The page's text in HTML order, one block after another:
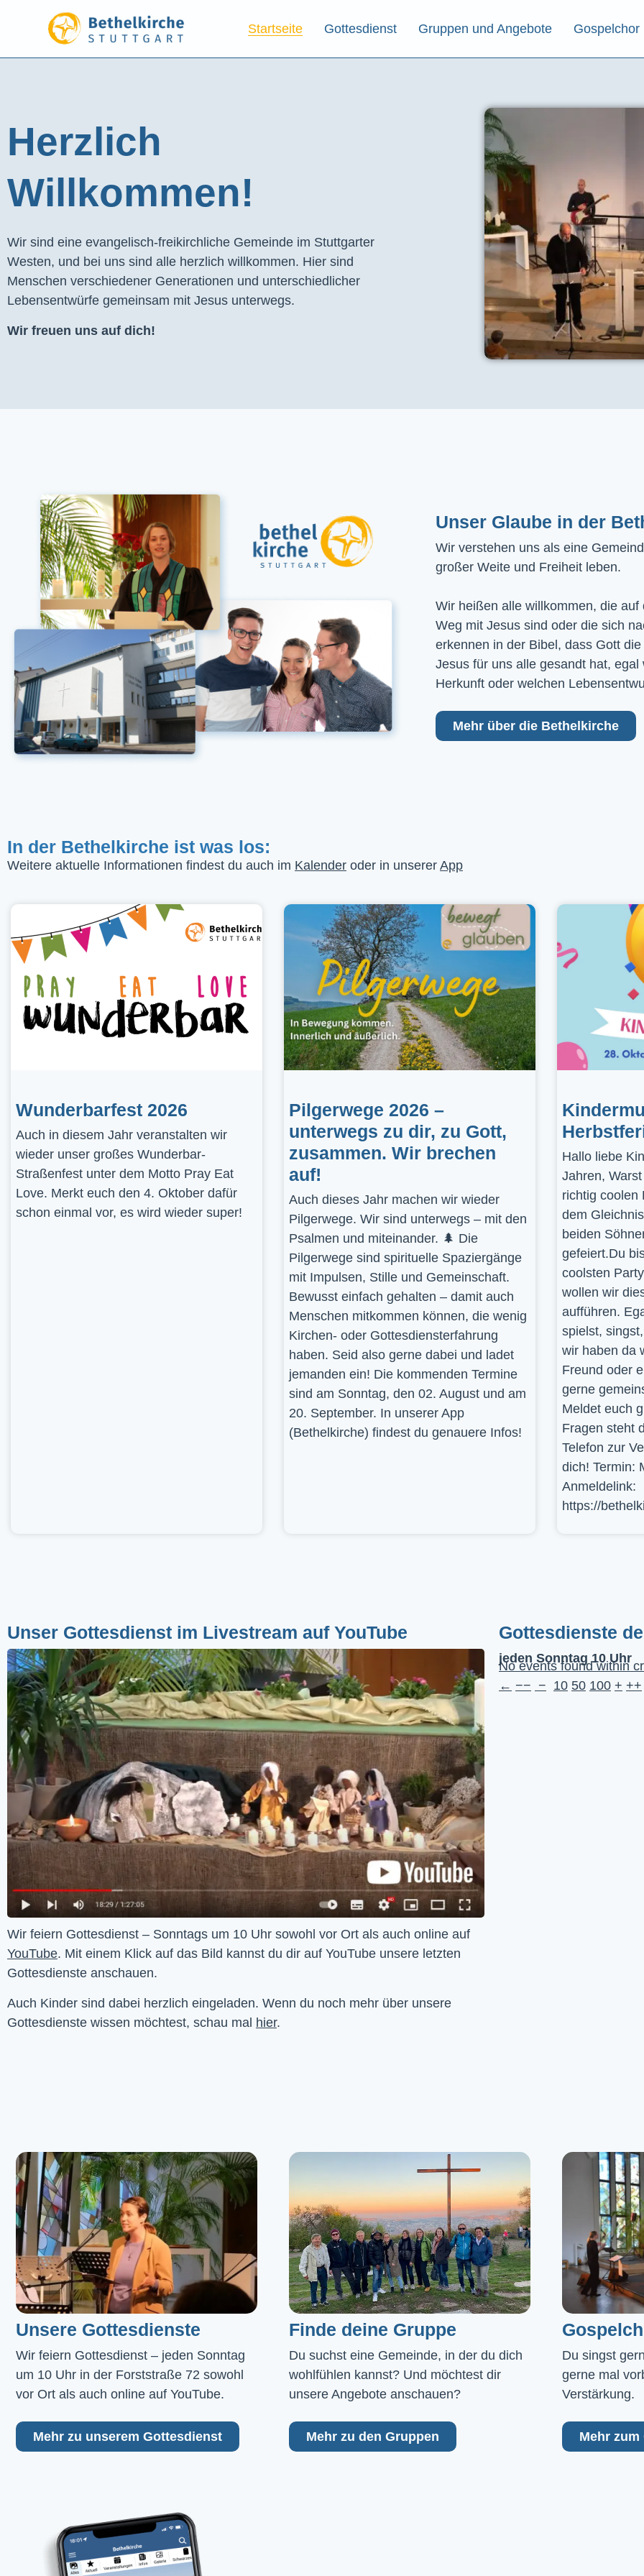
Startseite Gottesdienst Gruppen und Angebote Gospelchor
Herzlich
Willkommen!
Wir sind eine evangelisch-freikirchliche Gemeinde im Stuttgarter
Westen, und bei uns sind alle herzlich willkommen. Hier sind
Menschen verschiedener Generationen und unterschiedlicher
Lebensentwürfe gemeinsam mit Jesus unterwegs.
Wir freuen uns auf dich!
Unser Glaube in der
Wir verstehen uns als eine
großer Weite und Freiheit leben.
Wir heißen alle willkommen, die
Weg mit Jesus sind oder die sich
erkennen in der Bibel, dass Gott
Jesus für uns alle gesandt hat,
Herkunft oder welchen
Mehr über die Bethelkirche
In der Bethelkirche ist was los:
Weitere aktuelle Informationen findest du auch im Kalender oder in unserer App
Wunderbarfest 2026
Auch in diesem Jahr veranstalten wir
wieder unser großes Wunderbar-
Straßenfest unter dem Motto Pray Eat
Love. Merkt euch den 4. Oktober dafür
schon einmal vor, es wird wieder super!
Pilgerwege 2026 –
unterwegs zu dir, zu Gott,
zusammen. Wir brechen
auf!
Auch dieses Jahr machen wir wieder
Pilgerwege. Wir sind unterwegs – mit den
Psalmen und miteinander. 🌲 Die
Pilgerwege sind spirituelle Spaziergänge
mit Impulsen, Stille und Gemeinschaft.
Bewusst einfach gehalten – damit auch
Menschen mitkommen können, die wenig
Kirchen- oder Gottesdiensterfahrung
haben. Seid also gerne dabei und ladet
jemanden ein! Die kommenden Termine
sind am Sonntag, den 02. August und am
20. September. In unserer App
(Bethelkirche) findest du genauere Infos!
Hallo liebe
Jahren,
richtig coolen
dem
beiden
gefeiert.Du
coolsten
wollen wir
aufführen.
spielst,
wir haben da
Freund oder
gerne
Meldet euch
Fragen steht
Telefon zur
dich! Termin:
Anmeldelink:
https://
Unser Gottesdienst im Livestream auf YouTube
YouTube. Mit einem Klick auf das Bild kannst du dir auf YouTube unsere letzten
Gottesdienste anschauen.
Auch Kinder sind dabei herzlich eingeladen. Wenn du noch mehr über unsere
Gottesdienste wissen möchtest, schau mal hier.
Gottesdienste
jeden Sonntag 10 Uhr
No events found within
← −− − 10 50 100 + ++
Unsere Gottesdienste
Wir feiern Gottesdienst – jeden Sonntag
um 10 Uhr in der Forststraße 72 sowohl
vor Ort als auch online auf YouTube.
Mehr zu unserem Gottesdienst
Finde deine Gruppe
Du suchst eine Gemeinde, in der du dich
wohlfühlen kannst? Und möchtest dir
unsere Angebote anschauen?
Mehr zu den Gruppen
Du singst
gerne mal
Verstärkung.
Mehr